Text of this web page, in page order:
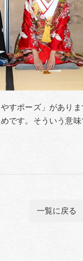
すポーズ」があり
です。そういう意
一覧に戻る